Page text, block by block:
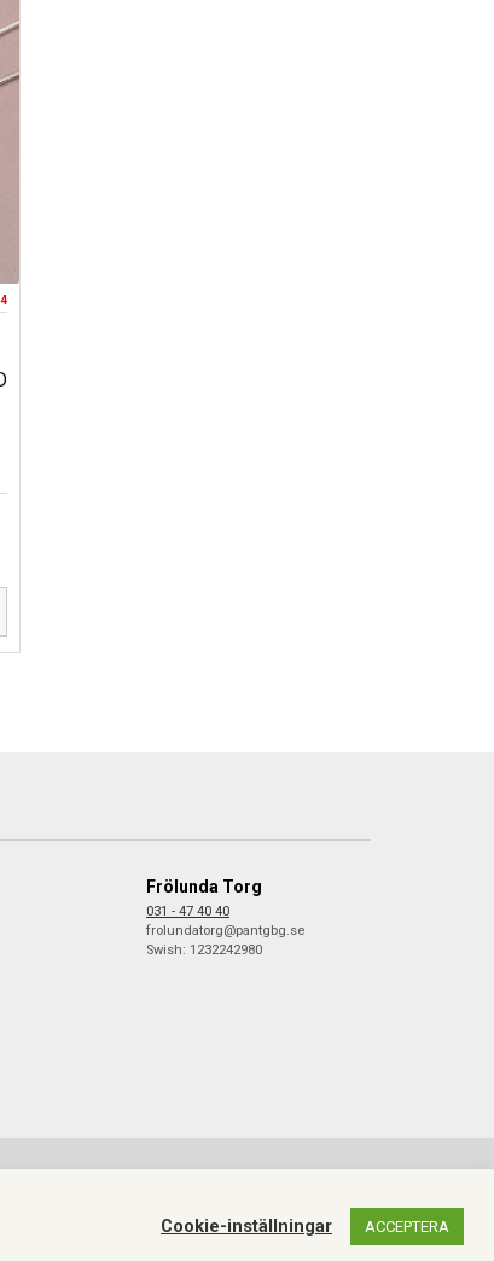
Frölunda Torg
031 - 47 40 40
frolundatorg@pantgbg.se
Swish: 1232242980
Cookie-inställningar ACCEPTERA